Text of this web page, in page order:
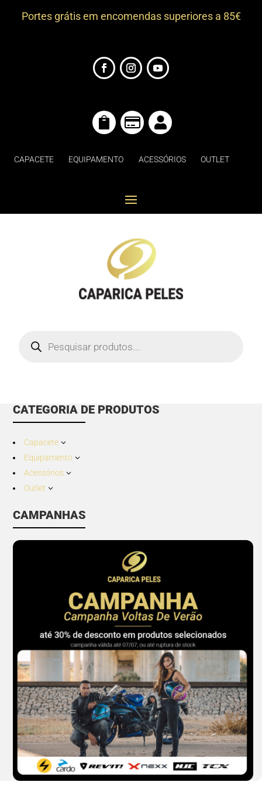
Portes grátis em encomendas superiores a 85€
  
CAPACETE EQUIPAMENTO ACESSÓRIOS OUTLET
search
CATEGORIA DE PRODUTOS
Capacete 3
Equipamento 3
Acessórios 3
Outlet 3
CAMPANHAS